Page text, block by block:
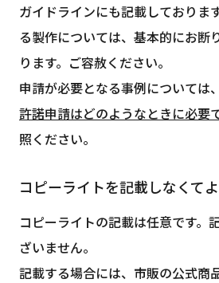
ガイドラインにも記載しておりま
る製作については、基本的にお断
ります。ご容赦ください。
申請が必要となる事例については
許諾申請はどのようなときに必要
照ください。
コピーライトを記載しなくて
コピーライトの記載は任意です。
ざいません。
記載する場合には、市販の公式商